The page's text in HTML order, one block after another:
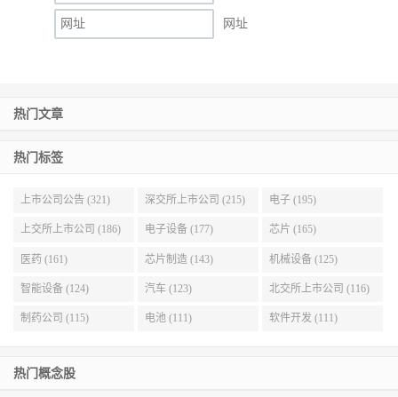
网址
热门文章
热门标签
上市公司公告 (321) 深交所上市公司 (215) 电子 (195)
上交所上市公司 (186) 电子设备 (177) 芯片 (165)
医药 (161) 芯片制造 (143) 机械设备 (125)
智能设备 (124) 汽车 (123) 北交所上市公司 (116)
制药公司 (115) 电池 (111) 软件开发 (111)
热门概念股